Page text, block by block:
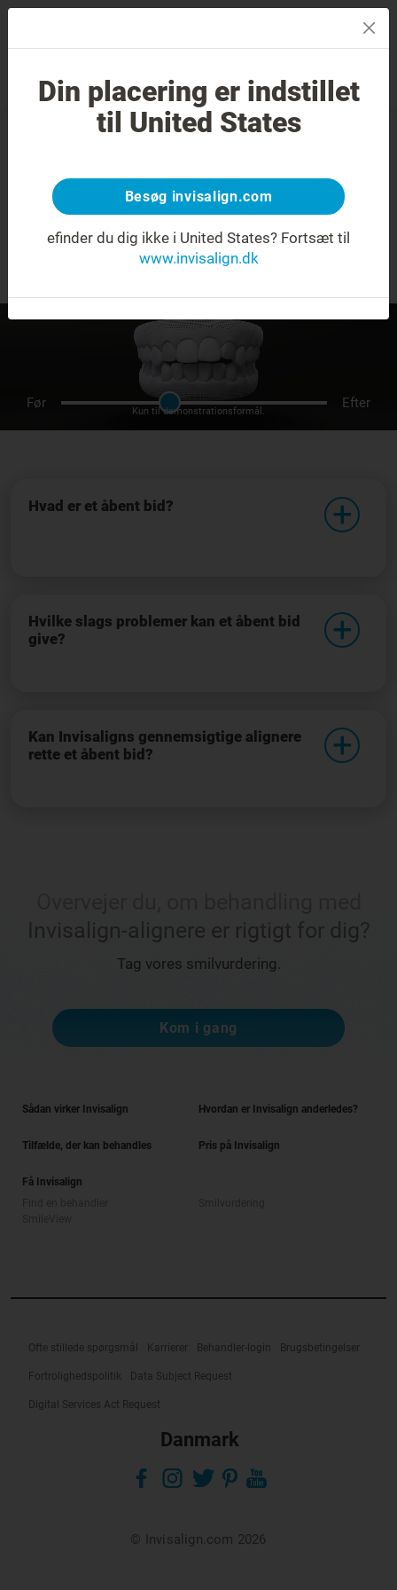
Smilvurdering Find en behandler
Åbent bid
Hvad du har brug for at vide om at forvandle
dit smil med Invisalign-alignere.
Før Efter
Kun til demonstrationsformål.
Hvad er et åbent bid?
Hvilke slags problemer kan et åbent bid
give?
Kan Invisaligns gennemsigtige alignere
rette et åbent bid?
Invisalign-alignere er rigtigt for dig?
Tag vores smilvurdering.
Kom i gang
Sådan virker Invisalign Hvordan er Invisalign anderledes?
Tilfælde, der kan behandles Pris på Invisalign
Få Invisalign
Ofte stillede spørgsmål Karrierer Behandler-login Brugsbetingelser
Fortrolighedspolitik Data Subject Request
Digital Services Act Request
Danmark
© Invisalign.com 2026
Din placering er indstillet
til United States
Besøg invisalign.com
efinder du dig ikke i United States? Fortsæt til
www.invisalign.dk